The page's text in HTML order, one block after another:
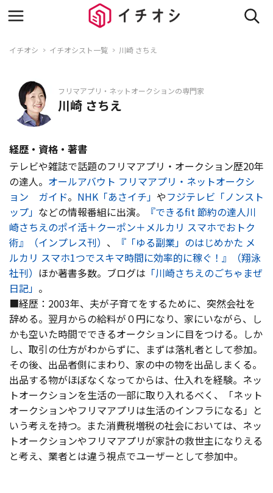
イチオシ イチオシスト一覧 川崎 さちえ
フリマアプリ・ネットオークションの専門家
川崎 さちえ
経歴・資格・著書
テレビや雑誌で話題のフリマアプリ・オークション歴20年
の達人。 オールアバウト フリマアプリ・ネットオークシ
ョン ガイド。 NHK「あさイチ」 やフジテレビ「ノンスト
ップ」 などの情報番組に出演。
『できるfit 節約の達人川
崎さちえのポイ活＋クーポン＋メルカリ スマホでおトク
術』（インプレス刊） 、
『「ゆる副業」のはじめかた メ
ルカリ スマホ1つでスキマ時間に効率的に稼ぐ！』（翔泳
社刊） ほか著書多数。ブログは 「川崎さちえのごちゃまぜ
日記」 。
■経歴：2003年、夫が子育てをするために、突然会社を
辞める。翌月からの給料が０円になり、家にいながら、し
かも空いた時間でできるオークションに目をつける。しか
し、取引の仕方がわからずに、まずは落札者として参加。
その後、出品者側にまわり、家の中の物を出品しまくる。
出品する物がほぼなくなってからは、仕入れを経験。ネッ
トオークションを生活の一部に取り入れるべく、「ネット
オークションやフリマアプリは生活のインフラになる」と
いう考えを持つ。また消費税増税の社会においては、ネッ
トオークションやフリマアプリが家計の救世主になりえる
と考え、業者とは違う視点でユーザーとして参加中。